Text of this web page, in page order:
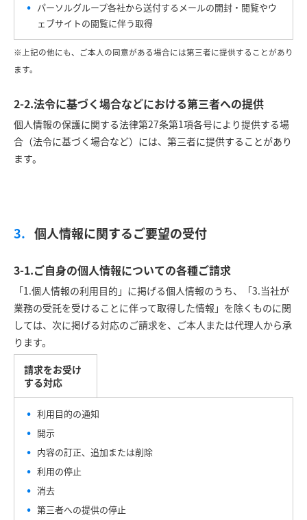
パーソルグループ各社から送付するメールの開封・閲覧やウ
ェブサイトの閲覧に伴う取得
※上記の他にも、ご本人の同意がある場合には第三者に提供することがあり
ます。
2-2.法令に基づく場合などにおける第三者への提供
個人情報の保護に関する法律第27条第1項各号により提供する場
合（法令に基づく場合など）には、第三者に提供することがあり
ます。
個人情報に関するご要望の受付
3-1.ご自身の個人情報についての各種ご請求
「1.個人情報の利用目的」に掲げる個人情報のうち、「3.当社が
業務の受託を受けることに伴って取得した情報」を除くものに関
しては、次に掲げる対応のご請求を、ご本人または代理人から承
ります。
請求をお受け
する対応
利用目的の通知
開示
内容の訂正、追加または削除
利用の停止
消去
第三者への提供の停止